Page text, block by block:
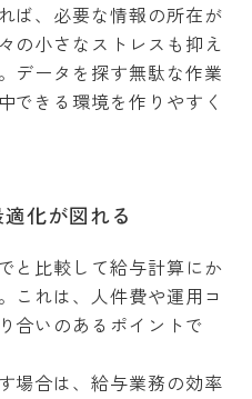
ば、必要な情報の所在が
の小さなストレスも抑え
データを探す無駄な作業
できる環境を作りやすく
化が図れる
と比較して給与計算にか
これは、人件費や運用コ
合いのあるポイントで
場合は、給与業務の効率